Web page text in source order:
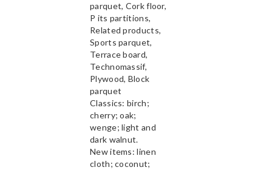
parquet, Cork floor,
P its partitions,
Related products,
Sports parquet,
Terrace board,
Technomassif,
Plywood, Block
parquet
Classics: birch;
cherry; oak;
wenge; light and
dark walnut.
New items: linen
cloth; coconut;